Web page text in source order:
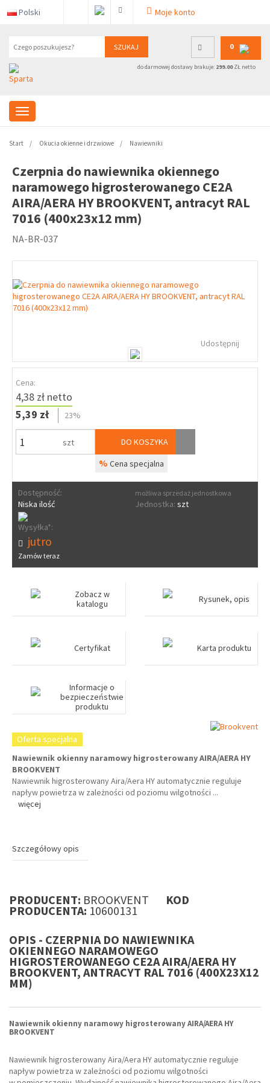
Polski Moje konto
SZUKAJ 0
do darmowej dostawy brakuje: 299.00ZŁ netto
Start Okucia okienne i drzwiowe Nawiewniki
Czerpnia do nawiewnika okiennego
naramowego higrosterowanego CE2A
AIRA/AERA HY BROOKVENT, antracyt RAL
7016 (400x23x12 mm)
NA-BR-037
Udostępnij
Cena:
4,38 zł netto
5,39 zł
23%
szt DO KOSZYKA
% Cena specjalna
Dostępność:
Niska ilość
możliwa sprzedaż jednostkowa
Jednostka: szt
Wysyłka*:
jutro
Zamów teraz
Zobacz w
katalogu
Rysunek, opis
Certyfikat Karta produktu
Informacje o
bezpieczeństwie
produktu
Oferta specjalna
Nawiewnik okienny naramowy higrosterowany AIRA/AERA HY
BROOKVENT
Nawiewnik higrosterowany Aira/Aera HY automatycznie reguluje
napływ powietrza w zależności od poziomu wilgotności ...
więcej
Szczegółowy opis
PRODUCENT: BROOKVENT KOD
PRODUCENTA: 10600131
OPIS - CZERPNIA DO NAWIEWNIKA
OKIENNEGO NARAMOWEGO
HIGROSTEROWANEGO CE2A AIRA/AERA HY
BROOKVENT, ANTRACYT RAL 7016 (400X23X12
MM)
Nawiewnik okienny naramowy higrosterowany AIRA/AERA HY
BROOKVENT
Nawiewnik higrosterowany Aira/Aera HY automatycznie reguluje
napływ powietrza w zależności od poziomu wilgotności